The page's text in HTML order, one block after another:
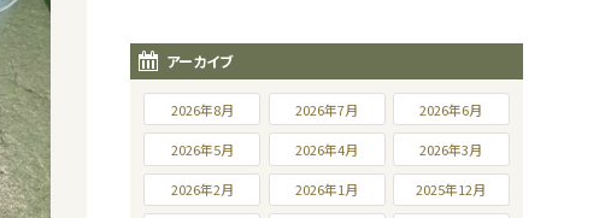
アーカイブ
2026年8月 2026年7月 2026年6月
2026年5月 2026年4月 2026年3月
2026年2月 2026年1月 2025年12月